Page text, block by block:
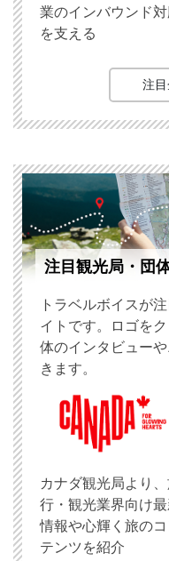
業のインバウンド
を支える
注
注目観光局・団
トラベルボイスが
イトです。ロゴを
体のインタビュー
きます。
カナダ観光局より
行・観光業界向け
情報や心輝く旅のコ
テンツを紹介